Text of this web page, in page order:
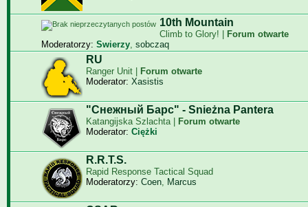
10th Mountain
Climb to Glory! |
Forum otwarte
Moderatorzy: Swierzy, sobczaq
RU
Ranger Unit |
Forum otwarte
Moderator: Xasistis
"Снежный Барс" - Snieżna Pantera
Katangijska Szlachta |
Forum otwarte
Moderator: Ciężki
R.R.T.S.
Rapid Response Tactical Squad
Moderatorzy: Coen, Marcus